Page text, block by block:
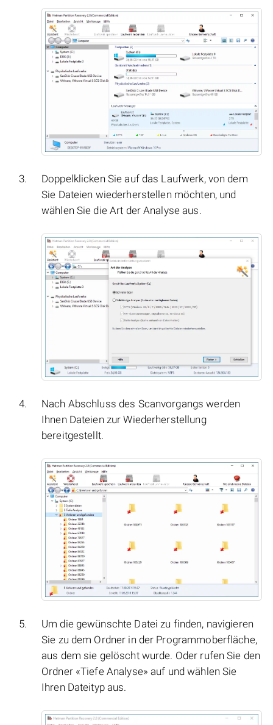
Doppelklicken Sie auf das Laufwerk, von dem
Sie Dateien wiederherstellen möchten, und
wählen Sie die Art der Analyse aus.
Nach Abschluss des Scanvorgangs werden
Ihnen Dateien zur Wiederherstellung
bereitgestellt.
Um die gewünschte Datei zu finden, navigieren
Sie zu dem Ordner in der Programmoberfläche,
aus dem sie gelöscht wurde. Oder rufen Sie den
Ordner «Tiefe Analyse» auf und wählen Sie
Ihren Dateityp aus.